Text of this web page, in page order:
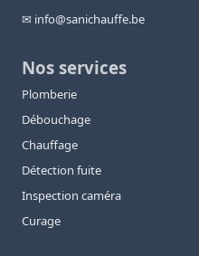
✉ info@sanichauffe.be
Nos services
Plomberie
Débouchage
Chauffage
Détection fuite
Inspection caméra
Curage